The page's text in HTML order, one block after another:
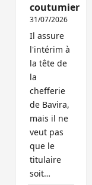
coutumier
31/07/2026
Il assure
l'intérim à
la tête de
la
chefferie
de Bavira,
mais il ne
veut pas
que le
titulaire
soit…